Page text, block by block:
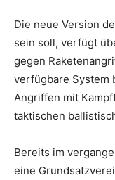
Die neue Version
sein soll, verfügt
gegen
verfügbare System
Angriffen mit
taktischen
Bereits im
eine